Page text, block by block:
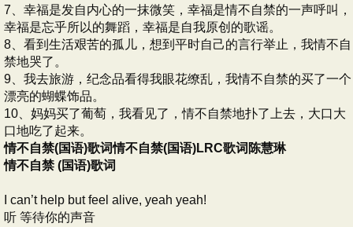
7、幸福是发自内心的一抹微笑，幸福是情不自禁的一声呼叫，
幸福是忘乎所以的舞蹈，幸福是自我原创的歌谣。
8、看到生活艰苦的孤儿，想到平时自己的言行举止，我情不自
禁地哭了。
9、我去旅游，纪念品看得我眼花缭乱，我情不自禁的买了一个
漂亮的蝴蝶饰品。
10、妈妈买了葡萄，我看见了，情不自禁地扑了上去，大口大
口地吃了起来。
情不自禁(国语)歌词情不自禁(国语)LRC歌词陈慧琳
情不自禁 (国语)歌词
I can’t help but feel alive, yeah yeah!
听 等待你的声音